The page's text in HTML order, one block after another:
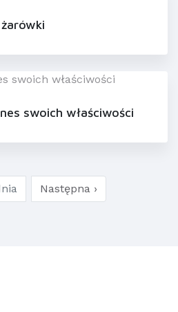
swoich właściwości
Następna ›